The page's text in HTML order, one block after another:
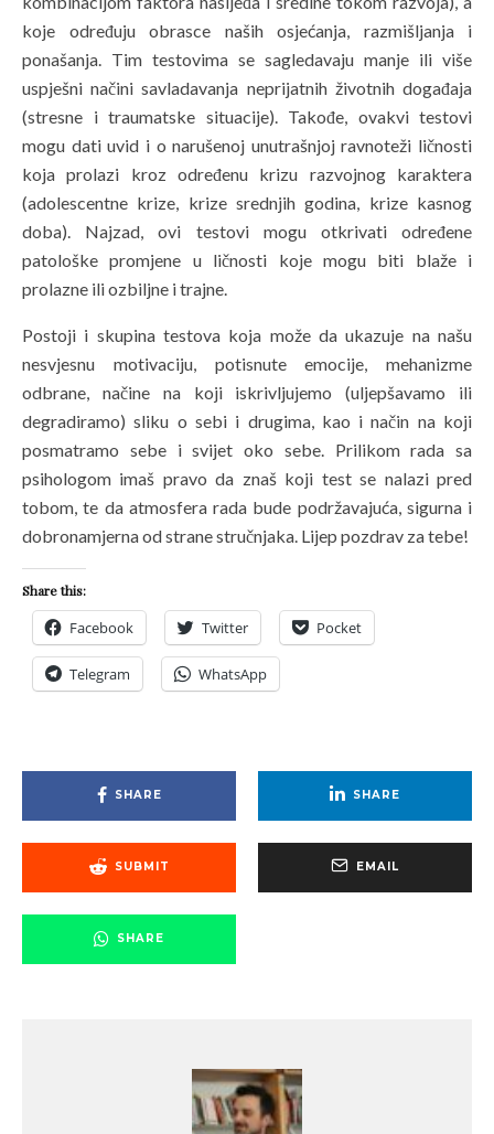
koje određuju obrasce naših osjećanja, razmišljanja i
ponašanja. Tim testovima se sagledavaju manje ili više
uspješni načini savladavanja neprijatnih životnih događaja
(stresne i traumatske situacije). Takođe, ovakvi testovi
mogu dati uvid i o narušenoj unutrašnjoj ravnoteži ličnosti
koja prolazi kroz određenu krizu razvojnog karaktera
(adolescentne krize, krize srednjih godina, krize kasnog
doba). Najzad, ovi testovi mogu otkrivati određene
patološke promjene u ličnosti koje mogu biti blaže i
prolazne ili ozbiljne i trajne.
Postoji i skupina testova koja može da ukazuje na našu
nesvjesnu motivaciju, potisnute emocije, mehanizme
odbrane, načine na koji iskrivljujemo (uljepšavamo ili
degradiramo) sliku o sebi i drugima, kao i način na koji
posmatramo sebe i svijet oko sebe. Prilikom rada sa
psihologom imaš pravo da znaš koji test se nalazi pred
tobom, te da atmosfera rada bude podržavajuća, sigurna i
dobronamjerna od strane stručnjaka. Lijep pozdrav za tebe!
Share this:
Facebook Twitter Pocket
Telegram WhatsApp
SHARE SHARE
SUBMIT EMAIL
SHARE